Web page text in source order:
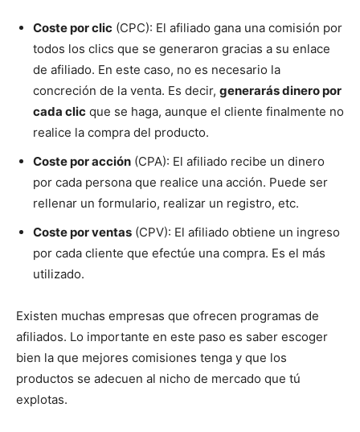
Coste por clic (CPC): El afiliado gana una comisión por
todos los clics que se generaron gracias a su enlace
de afiliado. En este caso, no es necesario la
concreción de la venta. Es decir, generarás dinero por
cada clic que se haga, aunque el cliente finalmente no
realice la compra del producto.
Coste por acción (CPA): El afiliado recibe un dinero
por cada persona que realice una acción. Puede ser
rellenar un formulario, realizar un registro, etc.
Coste por ventas (CPV): El afiliado obtiene un ingreso
por cada cliente que efectúe una compra. Es el más
utilizado.
Existen muchas empresas que ofrecen programas de
afiliados. Lo importante en este paso es saber escoger
bien la que mejores comisiones tenga y que los
productos se adecuen al nicho de mercado que tú
explotas.